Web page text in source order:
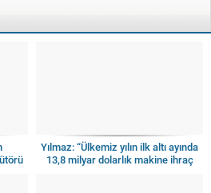
Yılmaz: “Ülkemiz yılın ilk altı ayında
13,8 milyar dolarlık makine ihraç